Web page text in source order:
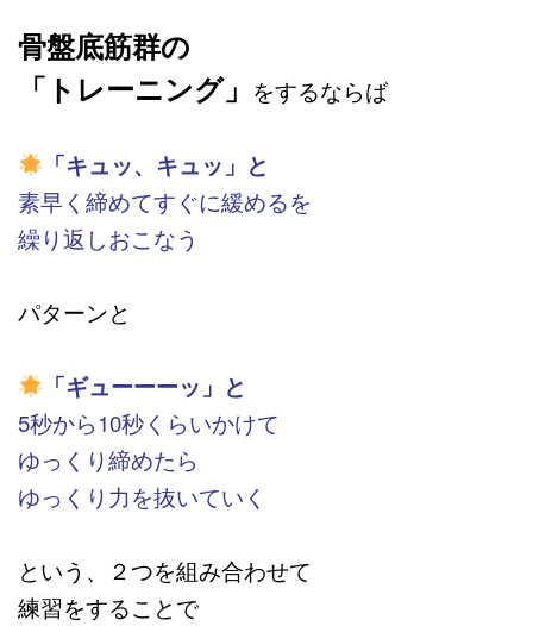
骨盤底筋群の
「トレーニング」 をするならば
「キュッ、キュッ」と
素早く締めてすぐに緩めるを
繰り返しおこなう
パターンと
「ギューーーッ」と
5秒から10秒くらいかけて
ゆっくり締めたら
ゆっくり力を抜いていく
という、２つを組み合わせて
練習をすることで